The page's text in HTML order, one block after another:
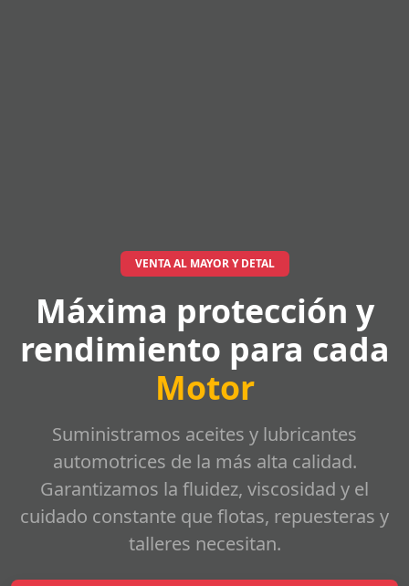
VENTA AL MAYOR Y DETAL
Máxima protección y
rendimiento para cada
Motor
Suministramos aceites y lubricantes
automotrices de la más alta calidad.
Garantizamos la fluidez, viscosidad y el
cuidado constante que flotas, repuesteras y
talleres necesitan.